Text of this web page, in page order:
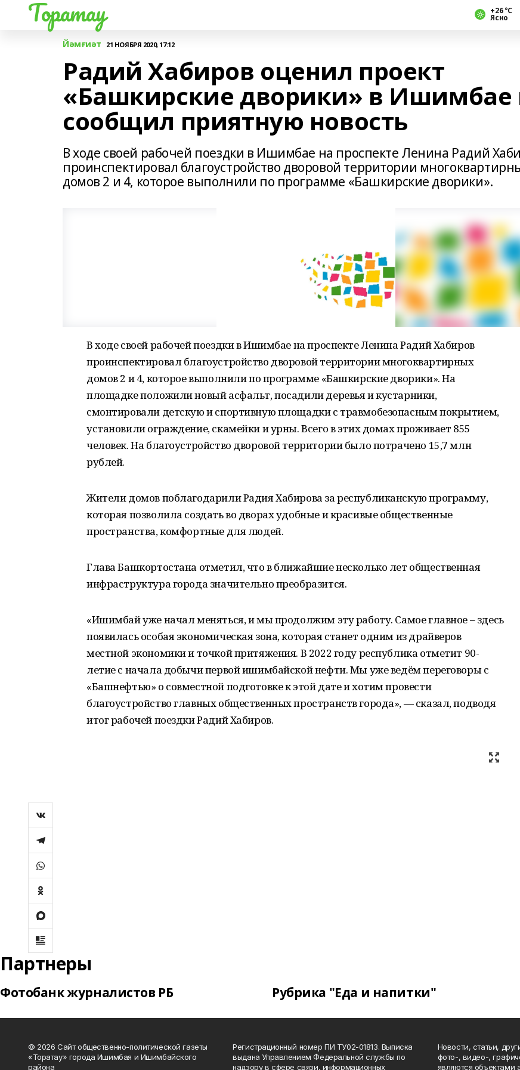
Торатау +26 °С
Ясно
Йәмғиәт 21 НОЯБРЯ 2020, 17:12
Радий Хабиров оценил проект
«Башкирские дворики» в Ишимбае
сообщил приятную новость
В ходе своей рабочей поездки в Ишимбае на проспекте Ленина Радий
проинспектировал благоустройство дворовой территории
домов 2 и 4, которое выполнили по программе «Башкирские дворики».
В ходе своей рабочей поездки в Ишимбае на проспекте Ленина Радий Хабиров
проинспектировал благоустройство дворовой территории многоквартирных
домов 2 и 4, которое выполнили по программе «Башкирские дворики». На
площадке положили новый асфальт, посадили деревья и кустарники,
смонтировали детскую и спортивную площадки с травмобезопасным покрытием,
установили ограждение, скамейки и урны. Всего в этих домах проживает 855
человек. На благоустройство дворовой территории было потрачено 15,7 млн
рублей.
Жители домов поблагодарили Радия Хабирова за республиканскую программу,
которая позволила создать во дворах удобные и красивые общественные
пространства, комфортные для людей.
Глава Башкортостана отметил, что в ближайшие несколько лет общественная
инфраструктура города значительно преобразится.
«Ишимбай уже начал меняться, и мы продолжим эту работу. Самое главное – здесь
появилась особая экономическая зона, которая станет одним из драйверов
местной экономики и точкой притяжения. В 2022 году республика отметит 90-
летие с начала добычи первой ишимбайской нефти. Мы уже ведём переговоры с
«Башнефтью» о совместной подготовке к этой дате и хотим провести
благоустройство главных общественных пространств города», — сказал, подводя
итог рабочей поездки Радий Хабиров.
Партнеры
Фотобанк журналистов РБ Рубрика "Еда и напитки"
© 2026 Сайт общественно-политической газеты
«Торатау» города Ишимбая и Ишимбайского
района
Регистрационный номер ПИ ТУ02-01813. Выписка
выдана Управлением Федеральной службы по
надзору в сфере связи, информационных
Новости, статьи,
фото-, видео-,
являются объектами